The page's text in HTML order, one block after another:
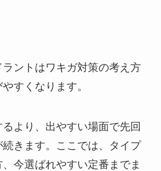
ントはワキガ対策の考え方
すくなります。
より、出やすい場面で先回
続きます。ここでは、タイプ
今選ばれやすい定番までま